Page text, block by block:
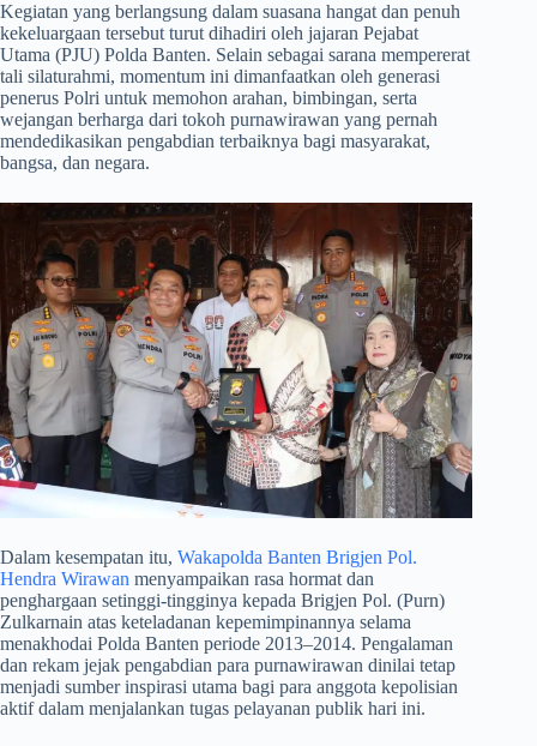
​Kegiatan yang berlangsung dalam suasana hangat dan penuh
kekeluargaan tersebut turut dihadiri oleh jajaran Pejabat
Utama (PJU) Polda Banten. Selain sebagai sarana mempererat
tali silaturahmi, momentum ini dimanfaatkan oleh generasi
penerus Polri untuk memohon arahan, bimbingan, serta
wejangan berharga dari tokoh purnawirawan yang pernah
mendedikasikan pengabdian terbaiknya bagi masyarakat,
bangsa, dan negara.
​Dalam kesempatan itu, Wakapolda Banten Brigjen Pol.
Hendra Wirawan menyampaikan rasa hormat dan
penghargaan setinggi-tingginya kepada Brigjen Pol. (Purn)
Zulkarnain atas keteladanan kepemimpinannya selama
menakhodai Polda Banten periode 2013–2014. Pengalaman
dan rekam jejak pengabdian para purnawirawan dinilai tetap
menjadi sumber inspirasi utama bagi para anggota kepolisian
aktif dalam menjalankan tugas pelayanan publik hari ini.